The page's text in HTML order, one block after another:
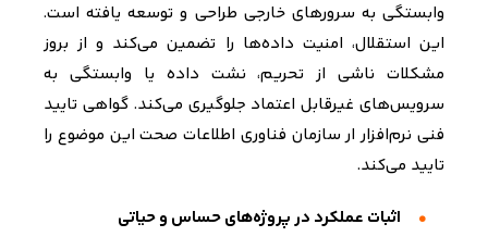
وابستگی به سرورهای خارجی طراحی و توسعه یافته است.
این استقلال، امنیت داده‌ها را تضمین می‌کند و از بروز
مشکلات ناشی از تحریم، نشت داده یا وابستگی به
سرویس‌های غیرقابل اعتماد جلوگیری می‌کند. گواهی تایید
فنی نرم‌افزار ار سازمان فناوری اطلاعات صحت این موضوع را
تایید می‌کند.
اثبات عملکرد در پروژه‌های حساس و حیاتی